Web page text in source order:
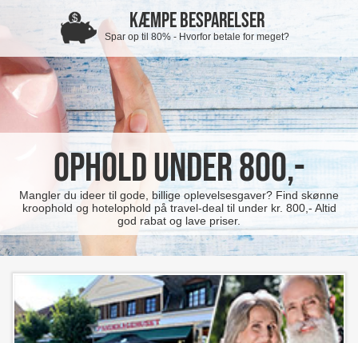
KÆMPE BESPARELSER
Spar op til 80% - Hvorfor betale for meget?
Ophold under 800,-
Mangler du ideer til gode, billige oplevelsesgaver? Find skønne
kroophold og hotelophold på travel-deal til under kr. 800,- Altid
god rabat og lave priser.